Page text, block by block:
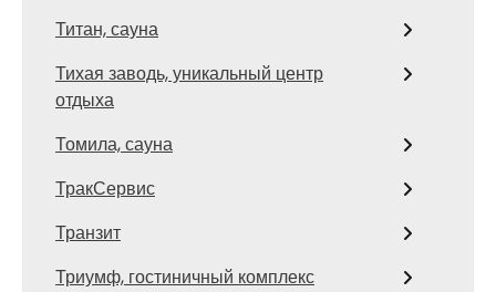
Титан, сауна
Тихая заводь, уникальный центр
отдыха
Томила, сауна
ТракСервис
Транзит
Триумф, гостиничный комплекс